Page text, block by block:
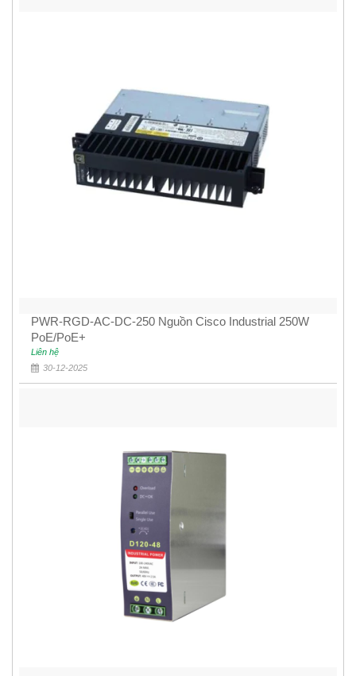
PWR-RGD-AC-DC-250 Nguồn Cisco Industrial 250W
PoE/PoE+
Liên hệ
30-12-2025